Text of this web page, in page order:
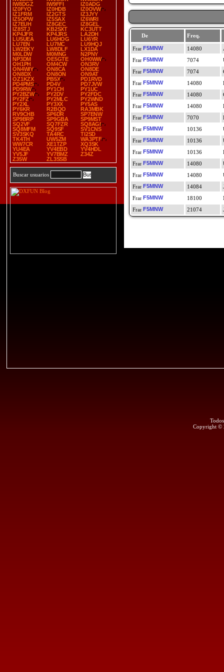
IW8DGZ
IW9FFI
IZ0ADG
IZ0FYO
IZ0HDB
IZ0OVW
IZ1FRM
IZ2GTS
IZ3JYY
IZ5OPW
IZ5SAX
IZ6WRI
IZ7EUH
IZ8GEC
IZ8GEL
IZ8STJ
KB2SXT
KC3UTT
KP4JFR
KP4JRS
LA2DH
LU5UEA
LU6HOG
LU6YR
LU7EN
LU7MC
LU9HQJ
LW2EKY
LW8DLF
LX1DA
M0LDW
M0MNG
N2PNY
NP3DM
OE5GTE
OH0WW
OH1PH
OM4CW
ON3RV
ON4WIY
ON8CA
ON8DE
ON8DX
ON8ON
ON9AT
OZ1KZX
PB5X
PD1RVD
PD4PMS
PD4V
PD7JVW
PD9RW
PY1CH
PY1UC
PY2BZW
PY2DV
PY2FDC
PY2FZ
PY2MLC
PY2WND
PY2XL
PY3XX
PY5AS
PY6KR
R2BQO
RA3MBK
RV9CHB
SP6DR
SP7ENW
SP9BRP
SP9GBA
SP9MST
SQ2VF
SQ7FZR
SQ8AGI
SQ8MFM
SQ9SF
SV1CNS
SV3SKQ
TA4RC
TI2SD
TK4TH
UW5ZM
WA3PTF
WW7CR
XE1TZP
XQ3SK
YU4EA
YV4EBD
YV4HDL
YV5JF
YV7BMZ
Z34Z
Z35W
ZL3SSB
Buscar usuarios
De Freq.
F5MNW
14080
F5MNW
7074
F5MNW
7074
F5MNW
14080
F5MNW
14080
F5MNW
14080
F5MNW
7070
F5MNW
10136
F5MNW
10136
F5MNW
10136
F5MNW
14080
F5MNW
14080
F5MNW
14084
F5MNW
18100
F5MNW
21074
Copyright ©